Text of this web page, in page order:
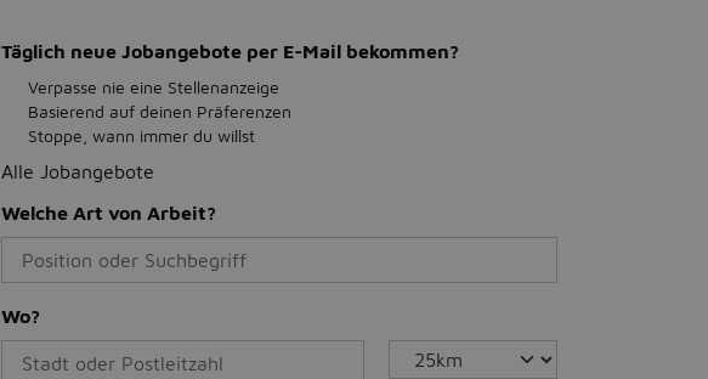
Täglich neue Jobangebote per E-Mail bekommen?
Verpasse nie eine Stellenanzeige
Basierend auf deinen Präferenzen
Stoppe, wann immer du willst
Alle Jobangebote
Welche Art von Arbeit?
Wo?